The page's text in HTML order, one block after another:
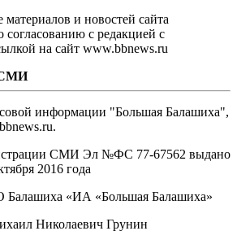
и новостей сайта
согласованию с редакцией с
на сайт www.bbnews.ru
информации "Большая Балашиха",
СМИ Эл №ФС ‎77-67562 выдано
2016 года
«ИА «Большая Балашиха»
Николаевич Грунин